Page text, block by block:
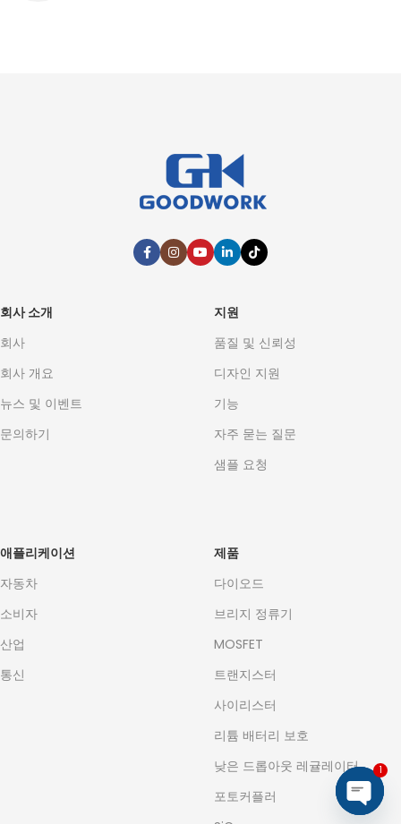
회사 소개
회사
회사 개요
뉴스 및 이벤트
문의하기
지원
품질 및 신뢰성
디자인 지원
기능
자주 묻는 질문
샘플 요청
애플리케이션
자동차
소비자
산업
통신
제품
다이오드
브리지 정류기
MOSFET
트랜지스터
사이리스터
리튬 배터리 보호
낮은 드롭아웃 레귤레이터
포토커플러
1